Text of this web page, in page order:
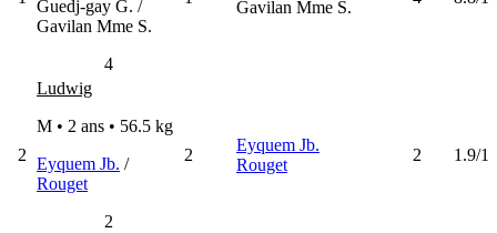
Guedj-gay G. /
Gavilan Mme S.
4
Gavilan Mme S.
2
Ludwig
M • 2 ans • 56.5 kg
Eyquem Jb. /
Rouget
2
2
Eyquem Jb.
Rouget
2 1.9/1